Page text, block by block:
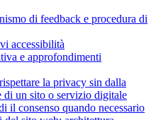
di feedback e procedura di
accessibilità
e approfondimenti
la privacy sin dalla
di un sito o servizio digitale
il consenso quando necessario